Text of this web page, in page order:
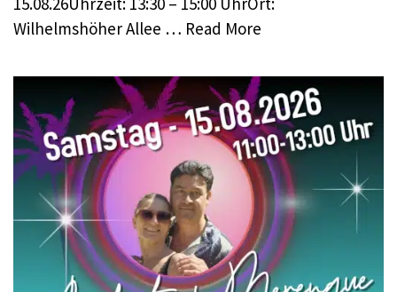
Wilhelmshöher Allee … Read More